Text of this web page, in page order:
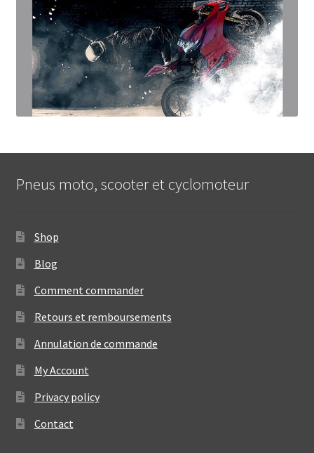
Pneus moto, scooter et cyclomoteur
Shop
Blog
Comment commander
Retours et remboursements
Annulation de commande
My Account
Privacy policy
Contact